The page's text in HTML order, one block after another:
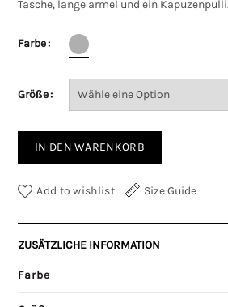
Tasche, lange armel und ein
Farbe
Größe
IN DEN WARENKORB
Add to wishlist Size Guide
ZUSÄTZLICHE INFORMATION
Farbe